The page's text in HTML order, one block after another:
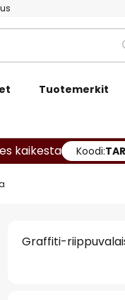
Tuotemerkit
kaikesta Koodi:
Graffiti-